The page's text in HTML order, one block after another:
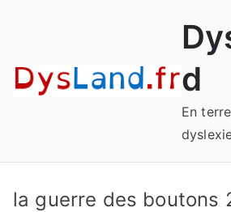
d
En
la guerre des boutons